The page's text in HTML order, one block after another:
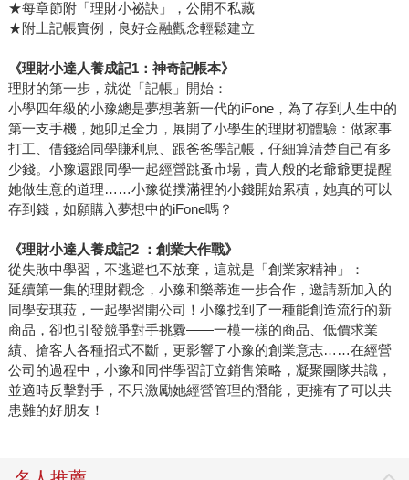
申，金錢是一種介質、一種媒介，是一種交換的過程。金錢
本身是中性的，千萬不要覺得談錢傷感情，也不要覺得錢是
髒的。運用金錢的觀點，其實就映照著自身模樣。我相信每
個人出了社會後，都能深刻體會如此簡單的句子──「沒錢萬
萬不能，但錢並不是萬能」，裡頭深埋的意義卻如此微妙。
如果這一切能透過知識的傳遞，讓我們的下一代能夠預先體
會，這將是多麼重要的一件事。
★每章節附「理財小祕訣」，公開不私藏
★附上記帳實例，良好金融觀念輕鬆建立
《理財小達人養成記1：神奇記帳本》
理財的第一步，就從「記帳」開始：
小學四年級的小豫總是夢想著新一代的iFone，為了存到人生中的
第一支手機，她卯足全力，展開了小學生的理財初體驗：做家事
打工、借錢給同學賺利息、跟爸爸學記帳，仔細算清楚自己有多
少錢。小豫還跟同學一起經營跳蚤市場，貴人般的老爺爺更提醒
她做生意的道理……小豫從撲滿裡的小錢開始累積，她真的可以
存到錢，如願購入夢想中的iFone嗎？
《理財小達人養成記2 ：創業大作戰》
從失敗中學習，不逃避也不放棄，這就是「創業家精神」：
延續第一集的理財觀念，小豫和樂蒂進一步合作，邀請新加入的
同學安琪菈，一起學習開公司！小豫找到了一種能創造流行的新
商品，卻也引發競爭對手挑釁——一模一樣的商品、低價求業
績、搶客人各種招式不斷，更影響了小豫的創業意志……在經營
公司的過程中，小豫和同伴學習訂立銷售策略，凝聚團隊共識，
並適時反擊對手，不只激勵她經營管理的潛能，更擁有了可以共
患難的好朋友！